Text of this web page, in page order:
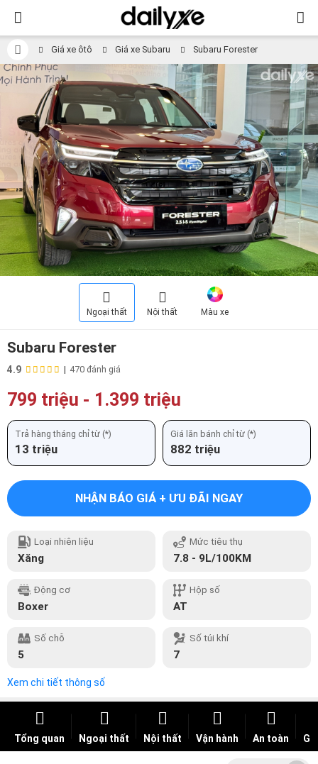
Giá xe ôtô Giá xe Subaru Subaru Forester
Ngoại thất Nội thất Màu xe
Subaru Forester
4.9 | 470 đánh giá
799 triệu - 1.399 triệu
Trả hàng tháng chỉ từ (*)
13 triệu
Giá lăn bánh chỉ từ (*)
882 triệu
NHẬN BÁO GIÁ + ƯU ĐÃI NGAY
Loại nhiên liệu
Xăng
Mức tiêu thụ
7.8 - 9L/100KM
Động cơ
Boxer
Hộp số
AT
Số chỗ
5
Số túi khí
7
Xem chi tiết thông số
Tổng quan Ngoại thất Nội thất Vận hành An toàn